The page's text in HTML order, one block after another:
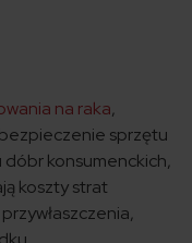
na raka,
sprzętu
konsumenckich,
koszty strat